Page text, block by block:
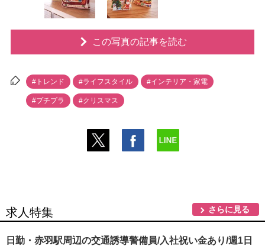
この写真の記事を読む
#トレンド #ライフスタイル #インテリア・家電
#プチプラ #クリスマス
求人特集 さらに見る
日勤・赤羽駅周辺の交通誘導警備員/入社祝い金あり/週1日